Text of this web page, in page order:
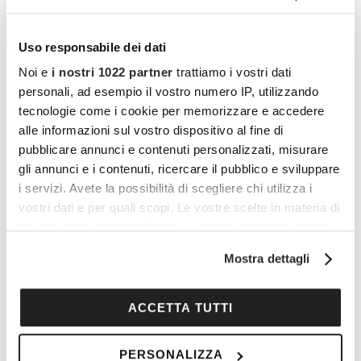
Uso responsabile dei dati
Noi e i nostri 1022 partner trattiamo i vostri dati
personali, ad esempio il vostro numero IP, utilizzando
tecnologie come i cookie per memorizzare e accedere
alle informazioni sul vostro dispositivo al fine di
pubblicare annunci e contenuti personalizzati, misurare
gli annunci e i contenuti, ricercare il pubblico e sviluppare
i servizi. Avete la possibilità di scegliere chi utilizza i
vostri dati e per quali scopi. Le vostre scelte in materia di
modificare o revocare il proprio consenso in qualsiasi
sull'icona di attivazione della privacy.
Mostra dettagli
ACCETTA TUTTI
PERSONALIZZA
Prenditi cura della tua salute
in pochi clic